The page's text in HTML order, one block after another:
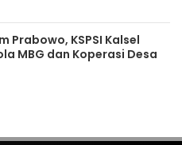
Prabowo, KSPSI Kalsel
MBG dan Koperasi Desa